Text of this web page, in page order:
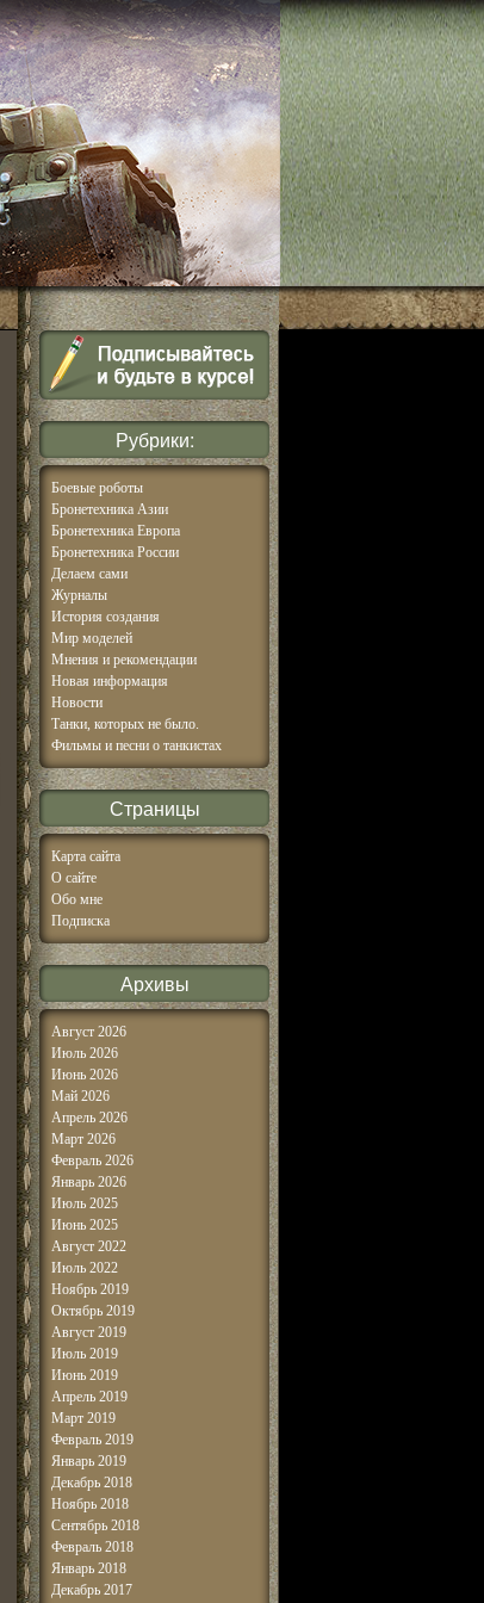
Рубрики:
Боевые роботы
Бронетехника Азии
Бронетехника Европа
Бронетехника России
Делаем сами
Журналы
История создания
Мир моделей
Мнения и рекомендации
Новая информация
Новости
Танки, которых не было.
Фильмы и песни о танкистах
Страницы
Карта сайта
О сайте
Обо мне
Подписка
Архивы
Август 2026
Июль 2026
Июнь 2026
Май 2026
Апрель 2026
Март 2026
Февраль 2026
Январь 2026
Июль 2025
Июнь 2025
Август 2022
Июль 2022
Ноябрь 2019
Октябрь 2019
Август 2019
Июль 2019
Июнь 2019
Апрель 2019
Март 2019
Февраль 2019
Январь 2019
Декабрь 2018
Ноябрь 2018
Сентябрь 2018
Февраль 2018
Январь 2018
Декабрь 2017